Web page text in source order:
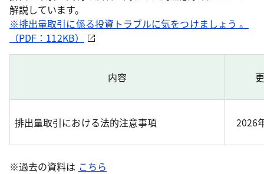
解説しています。
※排出量取引に係る投資トラブルに気をつけましょう 。
（PDF：112KB）
内容
排出量取引における法的注意事項 2026
※過去の資料は こちら